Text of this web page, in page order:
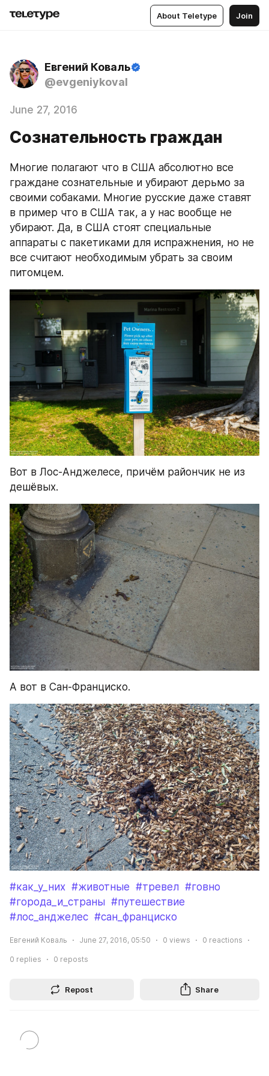
About Teletype Join
Евгений Коваль
@evgeniykoval
June 27, 2016
Сознательность граждан
Многие полагают что в США абсолютно все
граждане сознательные и убирают дерьмо за
своими собаками. Многие русские даже ставят
в пример что в США так, а у нас вообще не
убирают. Да, в США стоят специальные
аппараты с пакетиками для испражнения, но не
все считают необходимым убрать за своим
питомцем.
Вот в Лос-Анджелесе, причём райончик не из
дешёвых.
А вот в Сан-Франциско.
#как_у_них #животные #тревел #говно
#города_и_страны #путешествие
#лос_анджелес #сан_франциско
Евгений Коваль June 27, 2016, 05:50 0 views 0 reactions
0 replies 0 reposts
Repost Share